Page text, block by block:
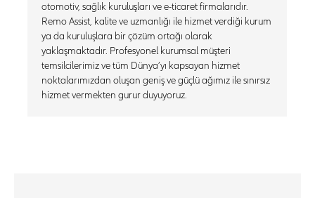
otomotiv, sağlık kuruluşları ve e-ticaret firmalarıdır.
Remo Assist, kalite ve uzmanlığı ile hizmet verdiği kurum
ya da kuruluşlara bir çözüm ortağı olarak
yaklaşmaktadır. Profesyonel kurumsal müşteri
temsilcilerimiz ve tüm Dünya’yı kapsayan hizmet
noktalarımızdan oluşan geniş ve güçlü ağımız ile sınırsız
hizmet vermekten gurur duyuyoruz.